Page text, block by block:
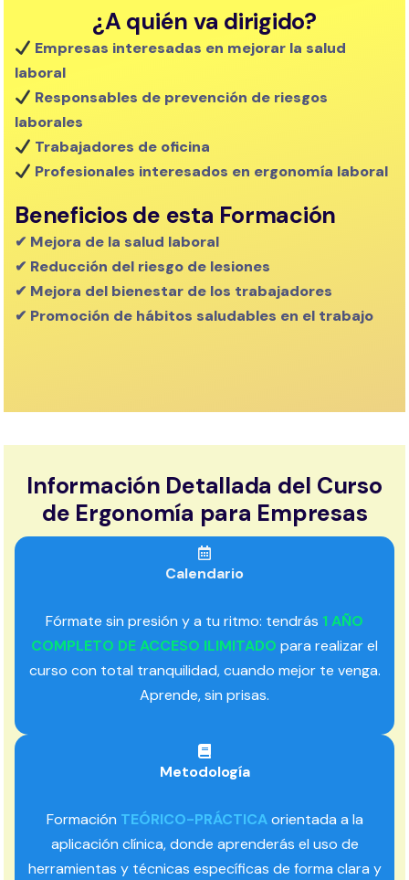
¿A quién va dirigido?
Empresas interesadas en mejorar la salud
laboral
Responsables de prevención de riesgos
laborales
Trabajadores de oficina
Profesionales interesados en ergonomía laboral
Beneficios de esta Formación
✔ Mejora de la salud laboral
✔ Reducción del riesgo de lesiones
✔ Mejora del bienestar de los trabajadores
✔ Promoción de hábitos saludables en el trabajo
Información Detallada del Curso
de Ergonomía para Empresas
Calendario
Fórmate sin presión y a tu ritmo: tendrás 1 AÑO
COMPLETO DE ACCESO ILIMITADO para realizar el
curso con total tranquilidad, cuando mejor te venga.
Aprende, sin prisas.
Metodología
Formación TEÓRICO-PRÁCTICAorientada a la
aplicación clínica, donde aprenderás el uso de
herramientas y técnicas específicas de forma clara y